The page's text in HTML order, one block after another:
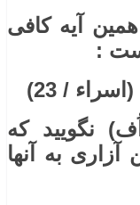
آیه کافی
:
/ 23)
نگویید که
به آنها